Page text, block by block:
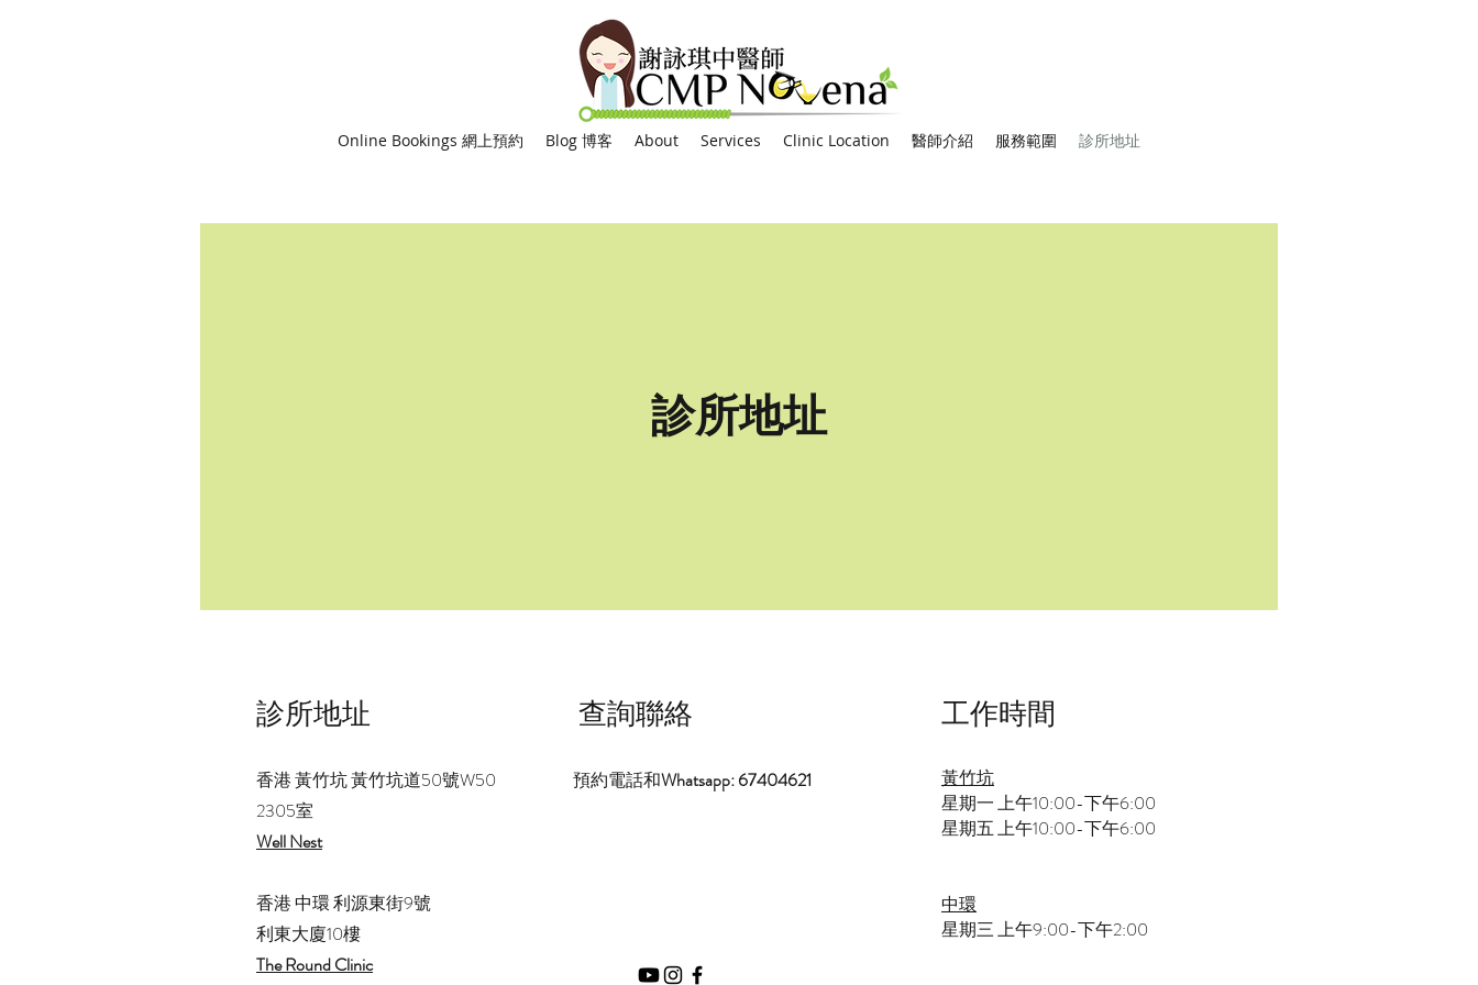
Online Bookings 網上預約 Blog 博客 About Services Clinic Location 醫師介紹 服務範圍 診所地址
診所地址
診所地址
香港 黃竹坑 黃竹坑道50號W50
2305室
Well Nest
香港 中環 利源東街9號
利東大廈10樓
The Round Clinic
查詢聯絡
預約電話和Whatsapp: 67404621
工作時間
黃竹坑
星期一 上午10:00-下午6:00
星期五 上午10:00-下午6:00
中環
星期三 上午9:00-下午2:00